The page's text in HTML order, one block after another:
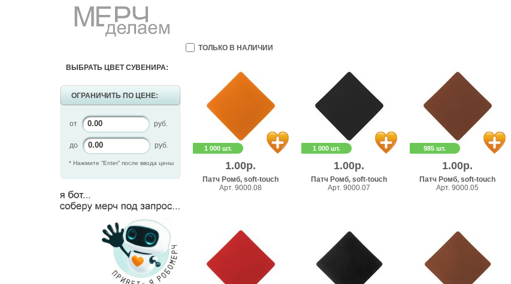
ВЫБРАТЬ ЦВЕТ СУВЕНИРА:
ОГРАНИЧИТЬ ПО ЦЕНЕ:
от руб.
до руб.
* Нажмите “Enter” после ввода цены
ТОЛЬКО В НАЛИЧИИ
1 000 шт.
1.00р.
Патч Ромб, soft-touch
Арт. 9000.08
1 000 шт.
1.00р.
Патч Ромб, soft-touch
Арт. 9000.07
985 шт.
1.00р.
Патч Ромб, soft-touch
Арт. 9000.05